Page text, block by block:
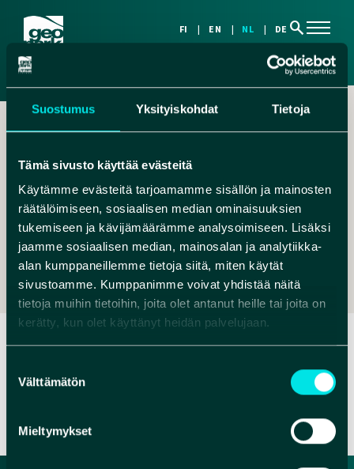
Suostumus Yksityiskohdat Tietoja
Tämä sivusto käyttää evästeitä
Käytämme evästeitä tarjoamamme sisällön ja mainosten
räätälöimiseen, sosiaalisen median ominaisuuksien
tukemiseen ja kävijämäärämme analysoimiseen. Lisäksi
jaamme sosiaalisen median, mainosalan ja analytiikka-
alan kumppaneillemme tietoja siitä, miten käytät
sivustoamme. Kumppanimme voivat yhdistää näitä
tietoja muihin tietoihin, joita olet antanut heille tai joita on
kerätty, kun olet käyttänyt heidän palvelujaan.
valinta
Välttämätön
Mieltymykset
FI EN NL DE search
,
RITA@NATUREST.FI
+358 40 8274 530
VERKKOSIVUT